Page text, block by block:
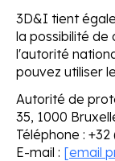
3D&I tient
la possibilité de
l'autorité
pouvez utiliser
Autorité de
35, 1000
Téléphone :
E-mail : [email